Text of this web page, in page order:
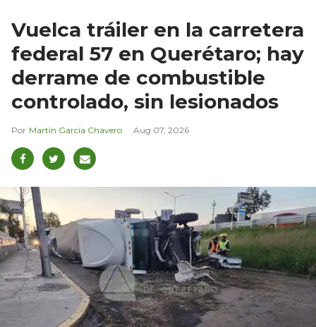
Vuelca tráiler en la carretera
federal 57 en Querétaro; hay
derrame de combustible
controlado, sin lesionados
Martín García Chavero Aug 07, 2026